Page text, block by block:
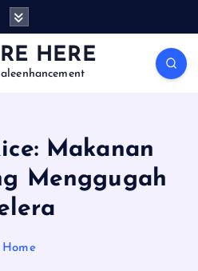
HERE
Makanan
Menggugah
Home